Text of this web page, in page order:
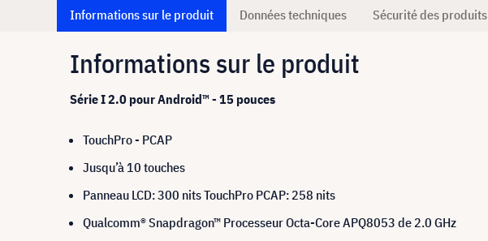
Informations sur le produit Données techniques Sécurité des produits
Informations sur le produit
Série I 2.0 pour Android™ - 15 pouces
TouchPro - PCAP
Jusqu’à 10 touches
Panneau LCD: 300 nits TouchPro PCAP: 258 nits
Qualcomm® Snapdragon™ Processeur Octa-Core APQ8053 de 2.0 GHz